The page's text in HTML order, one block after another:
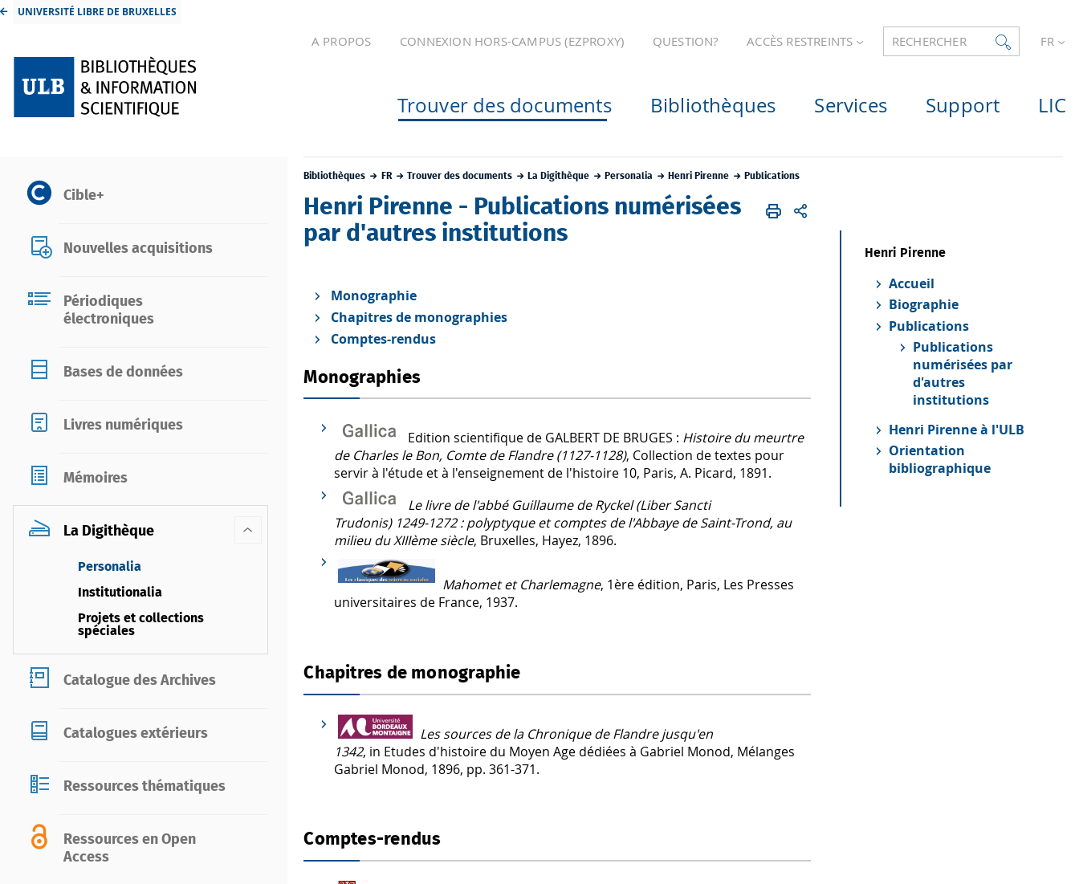
UNIVERSITÉ LIBRE DE BRUXELLES
A PROPOS CONNEXION HORS-CAMPUS (EZPROXY) QUESTION? ACCÈS RESTREINTS RECHERCHER FR
Trouver des documents Bibliothèques Services Support LIC
Cible+
Nouvelles acquisitions
Périodiques
électroniques
Bases de données
Livres numériques
Mémoires
La Digithèque
Personalia
Institutionalia
Projets et collections
spéciales
Catalogue des Archives
Catalogues extérieurs
Ressources thématiques
Ressources en Open
Access
Bibliothèques FR Trouver des documents La Digithèque Personalia Henri Pirenne Publications
Henri Pirenne - Publications numérisées
par d'autres institutions
Monographie
Chapitres de monographies
Comptes-rendus
Monographies
Edition scientifique de GALBERT DE BRUGES : Histoire du meurtre
de Charles le Bon, Comte de Flandre (1127-1128), Collection de textes pour
servir à l'étude et à l'enseignement de l'histoire 10, Paris, A. Picard, 1891.
Le livre de l'abbé Guillaume de Ryckel (Liber Sancti
Trudonis) 1249-1272 : polyptyque et comptes de l'Abbaye de Saint-Trond, au
milieu du XIIIème siècle, Bruxelles, Hayez, 1896.
Mahomet et Charlemagne, 1ère édition, Paris, Les Presses
universitaires de France, 1937.
Chapitres de monographie
Les sources de la Chronique de Flandre jusqu'en
1342, in Etudes d'histoire du Moyen Age dédiées à Gabriel Monod, Mélanges
Gabriel Monod, 1896, pp. 361-371.
Comptes-rendus
Henri Pirenne
Accueil
Biographie
Publications
Publications
numérisées par
d'autres
institutions
Henri Pirenne à l'ULB
Orientation
bibliographique